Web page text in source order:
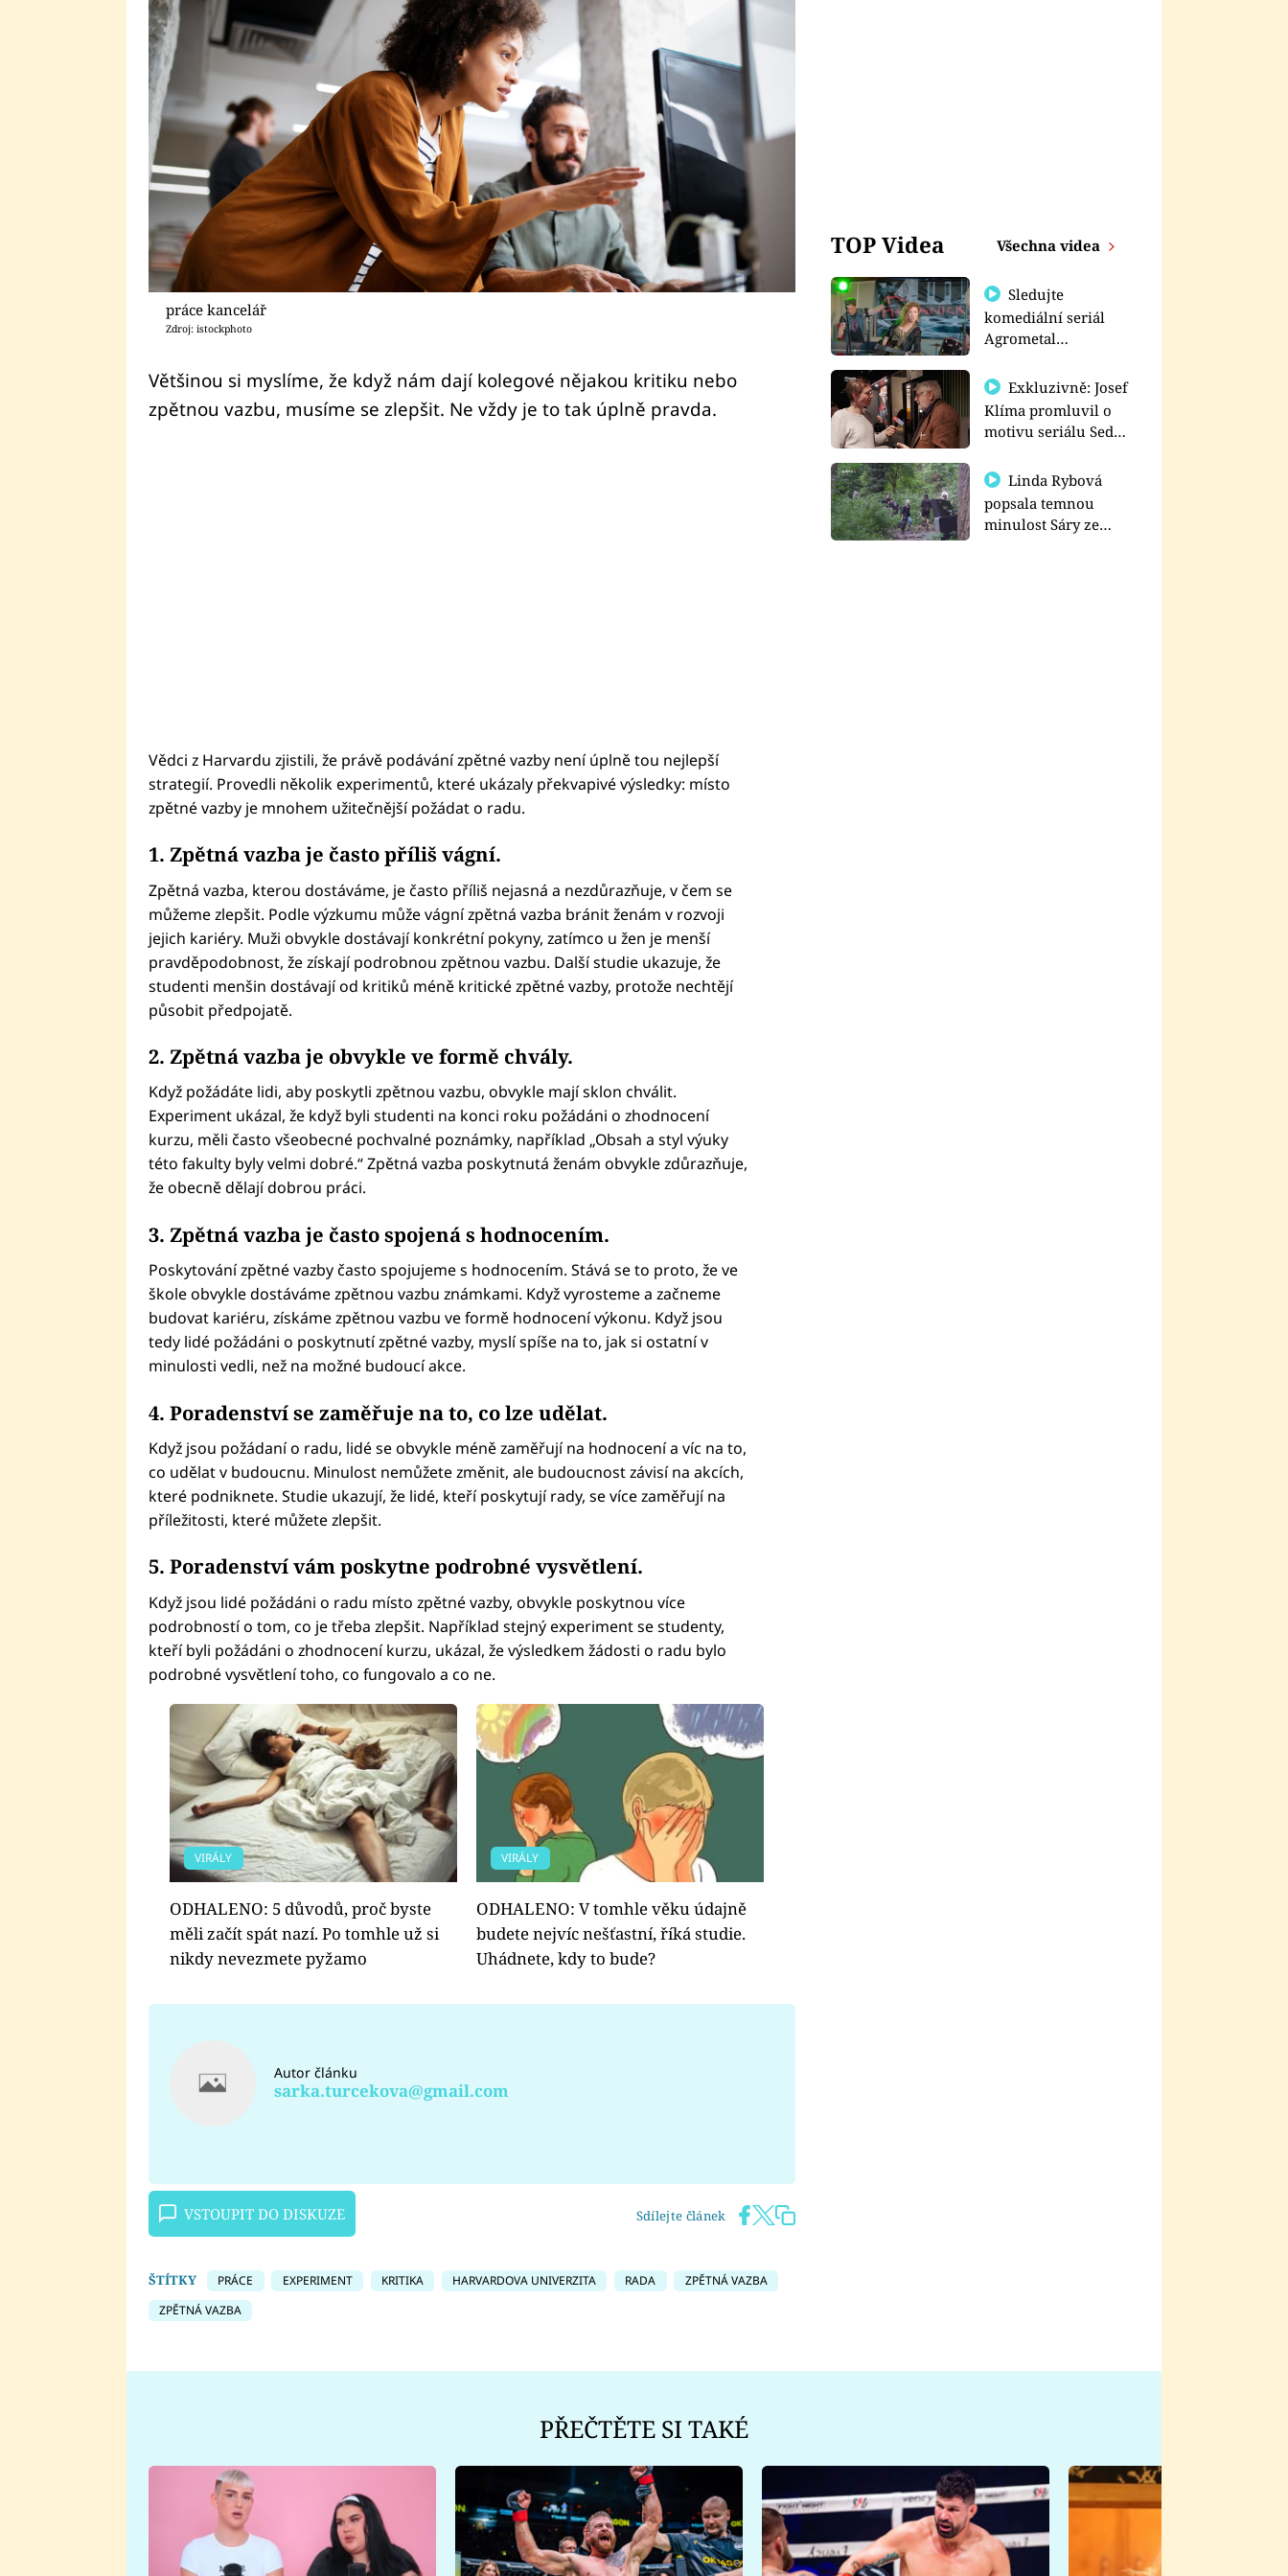
práce kancelář
Zdroj: istockphoto
Většinou si myslíme, že když nám dají kolegové nějakou kritiku nebo
zpětnou vazbu, musíme se zlepšit. Ne vždy je to tak úplně pravda.
Vědci z Harvardu zjistili, že právě podávání zpětné vazby není úplně tou nejlepší
strategií. Provedli několik experimentů, které ukázaly překvapivé výsledky: místo
zpětné vazby je mnohem užitečnější požádat o radu.
1. Zpětná vazba je často příliš vágní.
Zpětná vazba, kterou dostáváme, je často příliš nejasná a nezdůrazňuje, v čem se
můžeme zlepšit. Podle výzkumu může vágní zpětná vazba bránit ženám v rozvoji
jejich kariéry. Muži obvykle dostávají konkrétní pokyny, zatímco u žen je menší
pravděpodobnost, že získají podrobnou zpětnou vazbu. Další studie ukazuje, že
studenti menšin dostávají od kritiků méně kritické zpětné vazby, protože nechtějí
působit předpojatě.
2. Zpětná vazba je obvykle ve formě chvály.
Když požádáte lidi, aby poskytli zpětnou vazbu, obvykle mají sklon chválit.
Experiment ukázal, že když byli studenti na konci roku požádáni o zhodnocení
kurzu, měli často všeobecné pochvalné poznámky, například „Obsah a styl výuky
této fakulty byly velmi dobré.“ Zpětná vazba poskytnutá ženám obvykle zdůrazňuje,
že obecně dělají dobrou práci.
3. Zpětná vazba je často spojená s hodnocením.
Poskytování zpětné vazby často spojujeme s hodnocením. Stává se to proto, že ve
škole obvykle dostáváme zpětnou vazbu známkami. Když vyrosteme a začneme
budovat kariéru, získáme zpětnou vazbu ve formě hodnocení výkonu. Když jsou
tedy lidé požádáni o poskytnutí zpětné vazby, myslí spíše na to, jak si ostatní v
minulosti vedli, než na možné budoucí akce.
4. Poradenství se zaměřuje na to, co lze udělat.
Když jsou požádaní o radu, lidé se obvykle méně zaměřují na hodnocení a víc na to,
co udělat v budoucnu. Minulost nemůžete změnit, ale budoucnost závisí na akcích,
které podniknete. Studie ukazují, že lidé, kteří poskytují rady, se více zaměřují na
příležitosti, které můžete zlepšit.
5. Poradenství vám poskytne podrobné vysvětlení.
Když jsou lidé požádáni o radu místo zpětné vazby, obvykle poskytnou více
podrobností o tom, co je třeba zlepšit. Například stejný experiment se studenty,
kteří byli požádáni o zhodnocení kurzu, ukázal, že výsledkem žádosti o radu bylo
podrobné vysvětlení toho, co fungovalo a co ne.
VIRÁLY
ODHALENO: 5 důvodů, proč byste
měli začít spát nazí. Po tomhle už si
nikdy nevezmete pyžamo
VIRÁLY
ODHALENO: V tomhle věku údajně
budete nejvíc nešťastní, říká studie.
Uhádnete, kdy to bude?
Autor článku
sarka.turcekova@gmail.com
VSTOUPIT DO DISKUZE Sdílejte článek
ŠTÍTKY PRÁCE EXPERIMENT KRITIKA HARVARDOVA UNIVERZITA RADA
ZPĚTNÁ VAZBA
ZPĚTNÁ VAZBA
TOP Videa Všechna videa
Sledujte
komediální seriál
Agrometal
prima+
Exkluzivně: Josef
Klíma promluvil o
motivu seriálu Sedm
Linda Rybová
popsala temnou
minulost Sáry ze
PŘEČTĚTE SI TAKÉ